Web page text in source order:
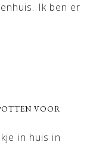
Ik ben er
VOOR
in huis in